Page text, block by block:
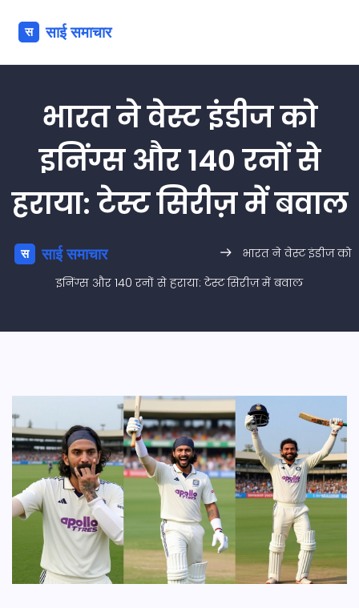
भारत ने वेस्ट इंडीज को
इनिंग्स और 140 रनों से
हराया: टेस्ट सिरीज़ में बवाल
भारत ने वेस्ट इंडीज को
इनिंग्स और 140 रनों से हराया: टेस्ट सिरीज़ में बवाल